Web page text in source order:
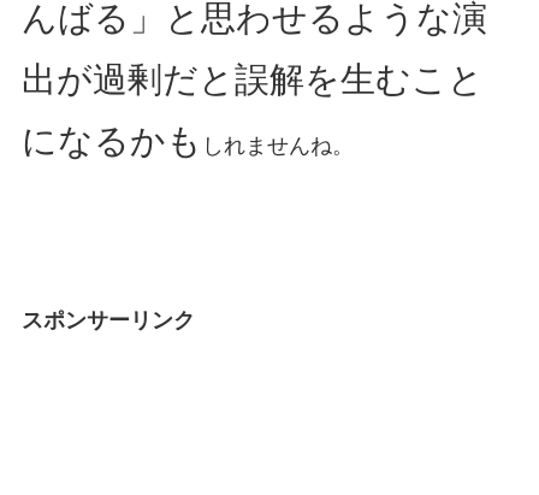
んばる」と思わせるような演
出が過剰だと誤解を生むこと
になるかも しれませんね。
スポンサーリンク